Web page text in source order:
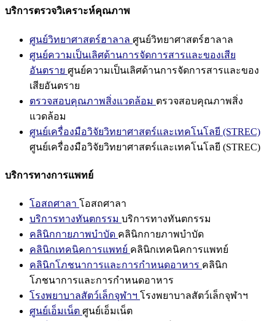
บริการตรวจวิเคราะห์คุณภาพ
ศูนย์วิทยาศาสตร์ฮาลาล ศูนย์วิทยาศาสตร์ฮาลาล
ศูนย์ความเป็นเลิศด้านการจัดการสารและของเสีย
อันตราย ศูนย์ความเป็นเลิศด้านการจัดการสารและของ
เสียอันตราย
ตรวจสอบคุณภาพสิ่งแวดล้อม ตรวจสอบคุณภาพสิ่ง
แวดล้อม
ศูนย์เครื่องมือวิจัยวิทยาศาสตร์และเทคโนโลยี (STREC)
ศูนย์เครื่องมือวิจัยวิทยาศาสตร์และเทคโนโลยี (STREC)
บริการทางการแพทย์
โอสถศาลา โอสถศาลา
บริการทางทันตกรรม บริการทางทันตกรรม
คลินิกกายภาพบำบัด คลินิกกายภาพบำบัด
คลินิกเทคนิคการแพทย์ คลินิกเทคนิคการแพทย์
คลินิกโภชนาการและการกำหนดอาหาร คลินิก
โภชนาการและการกำหนดอาหาร
โรงพยาบาลสัตว์เล็กจุฬาฯ โรงพยาบาลสัตว์เล็กจุฬาฯ
ศูนย์เอ็มเน็ต ศูนย์เอ็มเน็ต